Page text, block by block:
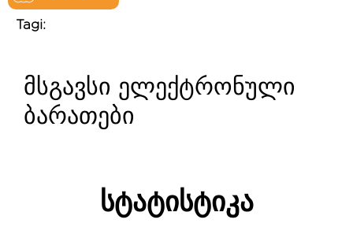
Tagi:
მსგავსი ელექტრონული
ბარათები
სტატისტიკა